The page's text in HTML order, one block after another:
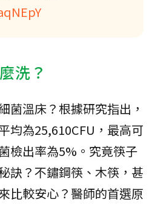
洗？
菌溫床？根據研究指出，
均為25,610CFU，最高可
檢出率為5%。究竟筷子
訣？不鏽鋼筷、木筷，甚
比較安心？醫師的首選原